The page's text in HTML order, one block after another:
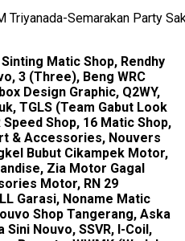
Triyanada-Semarakan Party
Matic Shop, Rendhy
3 (Three), Beng WRC
Design Graphic, Q2WY,
TGLS (Team Gabut Look
Shop, 16 Matic Shop,
& Accessories, Nouvers
Bubut Cikampek Motor,
Zia Motor Gagal
Motor, RN 29
Garasi, Noname Matic
Shop Tangerang, Aska
Sini Nouvo, SSVR, I-Coil,